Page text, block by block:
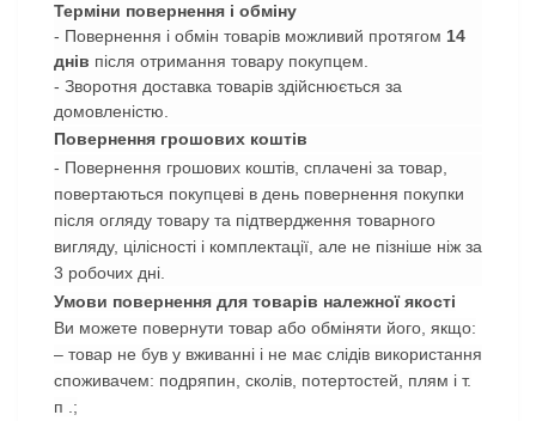
Терміни повернення і обміну
- Повернення і обмін товарів можливий протягом 14
днів після отримання товару покупцем.
- Зворотня доставка товарів здійснюється за
домовленістю.
Повернення грошових коштів
- Повернення грошових коштів, сплачені за товар,
повертаються покупцеві в день повернення покупки
після огляду товару та підтвердження товарного
вигляду, цілісності і комплектації, але не пізніше ніж за
3 робочих дні.
Умови повернення для товарів належної якості
Ви можете повернути товар або обміняти його, якщо:
– товар не був у вживанні і не має слідів використання
споживачем: подряпин, сколів, потертостей, плям і т.
п .;